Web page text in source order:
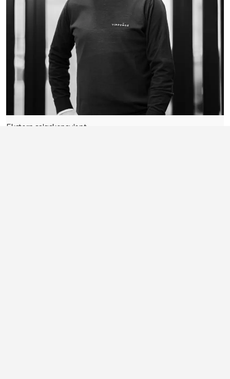
Ekstern salgskonsulent